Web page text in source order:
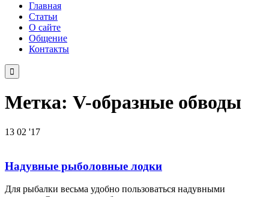
Главная
Статьи
О сайте
Общение
Контакты

Метка: V-образные обводы
13 02 '17
Надувные рыболовные лодки
Для рыбалки весьма удобно пользоваться надувными